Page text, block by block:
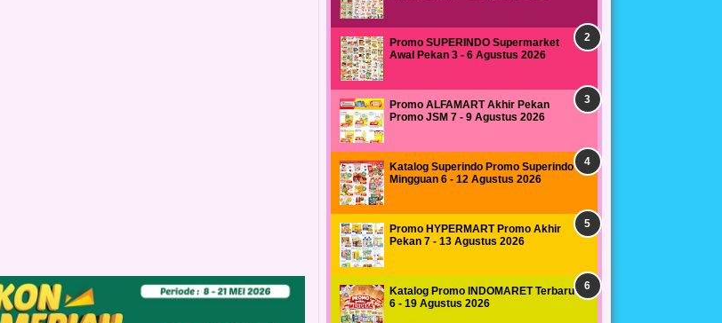
Promo SUPERINDO Supermarket
Awal Pekan 3 - 6 Agustus 2026
Promo ALFAMART Akhir Pekan
Promo JSM 7 - 9 Agustus 2026
Katalog Superindo Promo Superindo
Mingguan 6 - 12 Agustus 2026
Promo HYPERMART Promo Akhir
Pekan 7 - 13 Agustus 2026
Katalog Promo INDOMARET Terbaru
6 - 19 Agustus 2026